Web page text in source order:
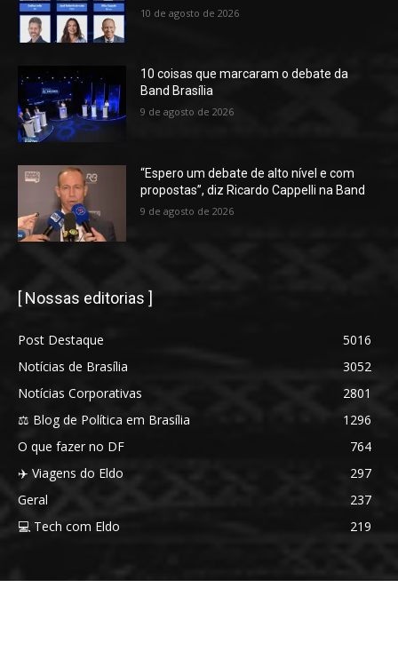
10 de agosto de 2026
10 coisas que marcaram o debate da
Band Brasília
9 de agosto de 2026
“Espero um debate de alto nível e com
propostas”, diz Ricardo Cappelli na Band
9 de agosto de 2026
[ Nossas editorias ]
Post Destaque
5016
Notícias de Brasília
3052
Notícias Corporativas
2801
⚖️ Blog de Política em Brasília
1296
O que fazer no DF
764
✈️ Viagens do Eldo
297
Geral
237
💻 Tech com Eldo
219